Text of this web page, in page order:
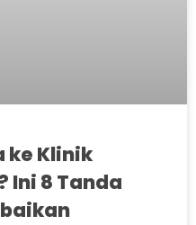
ke Klinik
Ini 8 Tanda